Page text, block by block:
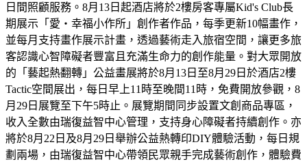
日間照顧服務。8月13日起酒店將於2樓房客專屬Kid's Club長
期展示「愛・幸福小作所」創作者作品，每季更新10幅畫作，
並每月支持畫作展示計畫，透過藝術走入旅宿空間，讓更多旅
客認識心智障礙者豐富且充滿生命力的創作能量。對大眾開放
的「藝起熱翻轉」公益畫展將於8月13日至8月29日於酒店2樓
Tactic空間展出，每日早上11時至晚間11時，免費開放參觀，8
月29日展覽至下午5時止。展覽期間同步設置文創商品專區，
收入全數由瑞復益智中心管理，支持身心障礙者持續創作。亦
將於8月22日及8月29日舉辦公益熱轉印DIY體驗活動，每日規
劃兩場，由瑞復益智中心帶領民眾親手完成藝術創作，體驗費